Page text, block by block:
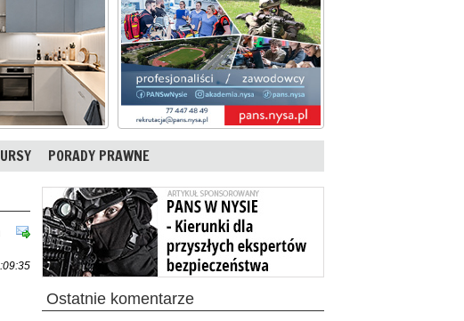
PORADY PRAWNE
ostatnie komentarze